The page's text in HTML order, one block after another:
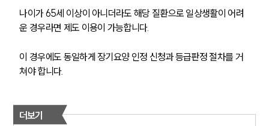
나이가 65세 이상이 아니더라도 해당 질환으로 일상생활이 어려
운 경우라면 제도 이용이 가능합니다.
이 경우에도 동일하게 장기요양 인정 신청과 등급판정 절차를 거
쳐야 합니다.
더보기